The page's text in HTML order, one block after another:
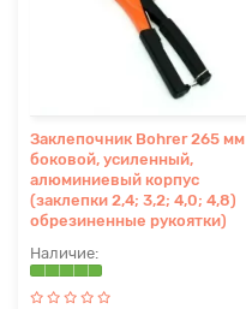
Заклепочник Bohrer 265 мм
боковой, усиленный,
алюминиевый корпус
(заклепки 2,4; 3,2; 4,0; 4,8)
обрезиненные рукоятки)